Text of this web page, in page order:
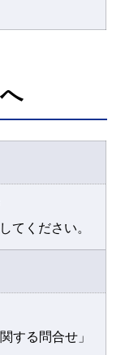
てください。
する問合せ」